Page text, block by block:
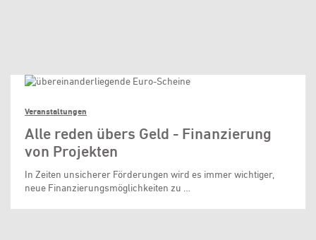
Veranstaltungen
Alle reden übers Geld - Finanzierung
von Projekten
In Zeiten unsicherer Förderungen wird es immer wichtiger,
neue Finanzierungsmöglichkeiten zu …